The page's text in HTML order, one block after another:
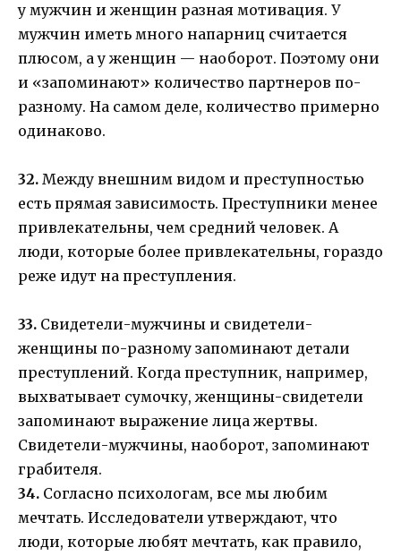
у мужчин и женщин разная мотивация. У
мужчин иметь много напарниц считается
плюсом, а у женщин — наоборот. Поэтому они
и «запоминают» количество партнеров по-
разному. На самом деле, количество примерно
одинаково.
32. Между внешним видом и преступностью
есть прямая зависимость. Преступники менее
привлекательны, чем средний человек. А
люди, которые более привлекательны, гораздо
реже идут на преступления.
33. Свидетели-мужчины и свидетели-
женщины по-разному запоминают детали
преступлений. Когда преступник, например,
выхватывает сумочку, женщины-свидетели
запоминают выражение лица жертвы.
Свидетели-мужчины, наоборот, запоминают
грабителя.
34. Согласно психологам, все мы любим
мечтать. Исследователи утверждают, что
люди, которые любят мечтать, как правило,